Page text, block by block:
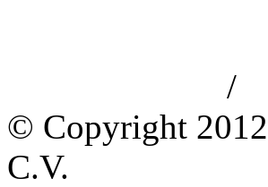
/
© Copyright
C.V.